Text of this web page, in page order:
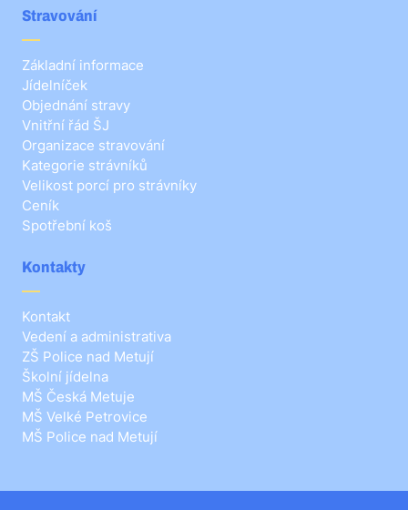
Stravování
Základní informace
Jídelníček
Objednání stravy
Vnitřní řád ŠJ
Organizace stravování
Kategorie strávníků
Velikost porcí pro strávníky
Ceník
Spotřební koš
Kontakty
Kontakt
Vedení a administrativa
ZŠ Police nad Metují
Školní jídelna
MŠ Česká Metuje
MŠ Velké Petrovice
MŠ Police nad Metují